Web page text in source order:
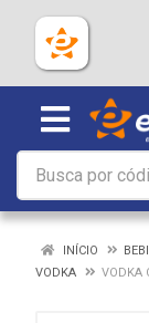
INÍCIO
VODKA
VODKA